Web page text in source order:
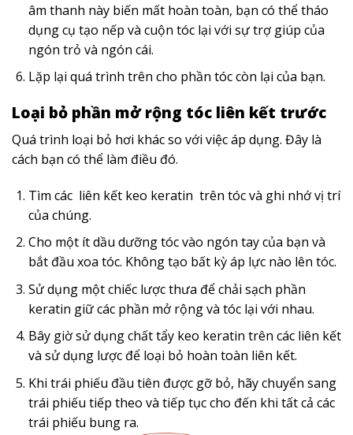
âm thanh này biến mất hoàn toàn, bạn có thể tháo
dụng cụ tạo nếp và cuộn tóc lại với sự trợ giúp của
ngón trỏ và ngón cái.
Lặp lại quá trình trên cho phần tóc còn lại của bạn.
Loại bỏ phần mở rộng tóc liên kết trước
Quá trình loại bỏ hơi khác so với việc áp dụng. Đây là
cách bạn có thể làm điều đó.
Tìm các liên kết keo keratin trên tóc và ghi nhớ vị trí
của chúng.
Cho một ít dầu dưỡng tóc vào ngón tay của bạn và
bắt đầu xoa tóc. Không tạo bất kỳ áp lực nào lên tóc.
Sử dụng một chiếc lược thưa để chải sạch phần
keratin giữ các phần mở rộng và tóc lại với nhau.
Bây giờ sử dụng chất tẩy keo keratin trên các liên kết
và sử dụng lược để loại bỏ hoàn toàn liên kết.
Khi trái phiếu đầu tiên được gỡ bỏ, hãy chuyển sang
trái phiếu tiếp theo và tiếp tục cho đến khi tất cả các
trái phiếu bung ra.